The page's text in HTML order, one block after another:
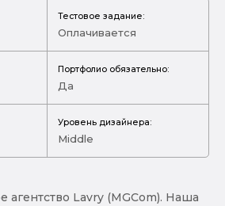
Тестовое задание:
Оплачивается
Портфолио обязательно:
Да
Уровень дизайнера:
Middle
агентство Lavry (MGCom). Наша